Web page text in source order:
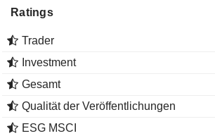
Ratings
Trader
Investment
Gesamt
Qualität der Veröffentlichungen
ESG MSCI